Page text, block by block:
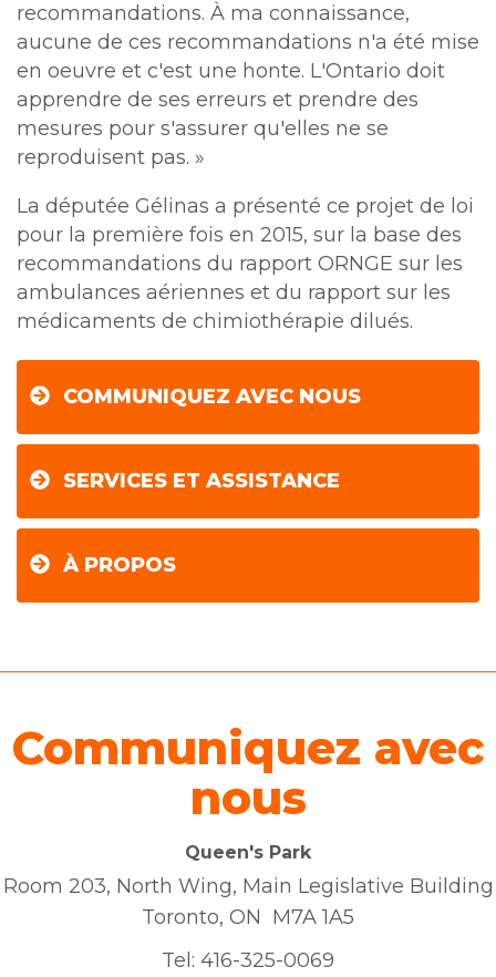
recommandations. À ma connaissance,
aucune de ces recommandations n'a été mise
en oeuvre et c'est une honte. L'Ontario doit
apprendre de ses erreurs et prendre des
mesures pour s'assurer qu'elles ne se
reproduisent pas. »
La députée Gélinas a présenté ce projet de loi
pour la première fois en 2015, sur la base des
recommandations du rapport ORNGE sur les
ambulances aériennes et du rapport sur les
médicaments de chimiothérapie dilués.
COMMUNIQUEZ AVEC NOUS
SERVICES ET ASSISTANCE
À PROPOS
Communiquez avec
nous
Queen's Park
Room 203, North Wing, Main Legislative Building
Toronto, ON M7A 1A5
Tel: 416-325-0069